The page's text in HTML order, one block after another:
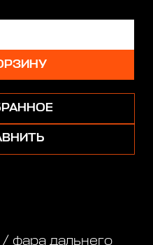
фара дальнего